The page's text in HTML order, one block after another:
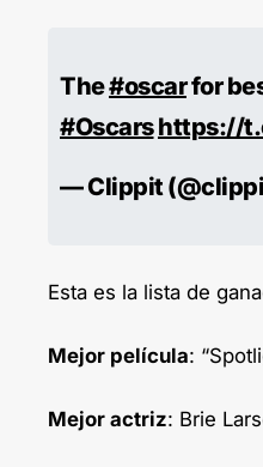
The#oscarfor
#Oscarshttps://
— Clippit
Esta es la lista de
Mejor película:
Mejor actriz: Brie